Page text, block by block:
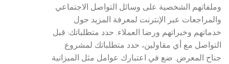
وملفاتهم الشخصية على وسائل التواصل الاجتماعي
والمراجعات عبر الإنترنت لمعرفة المزيد حول
خدماتهم وخبراتهم ورضا العملاء. حدد متطلباتك: قبل
التواصل مع أي مقاولين، حدد متطلباتك لمشروع
جناح المعرض. ضع في اعتبارك عوامل مثل الميزانية